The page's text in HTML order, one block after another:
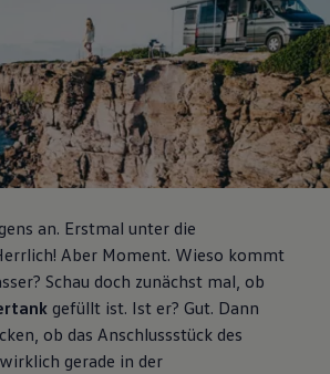
an. Erstmal unter die
Aber Moment. Wieso kommt
Schau doch zunächst mal, ob
gefüllt ist. Ist er? Gut. Dann
ob das Anschlussstück des
gerade in der